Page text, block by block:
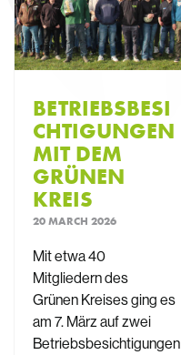
BETRIEBSBESI
CHTIGUNGEN
MIT DEM
GRÜNEN
KREIS
20 MARCH 2026
Mit etwa 40
Mitgliedern des
Grünen Kreises ging es
am 7. März auf zwei
Betriebsbesichtigungen